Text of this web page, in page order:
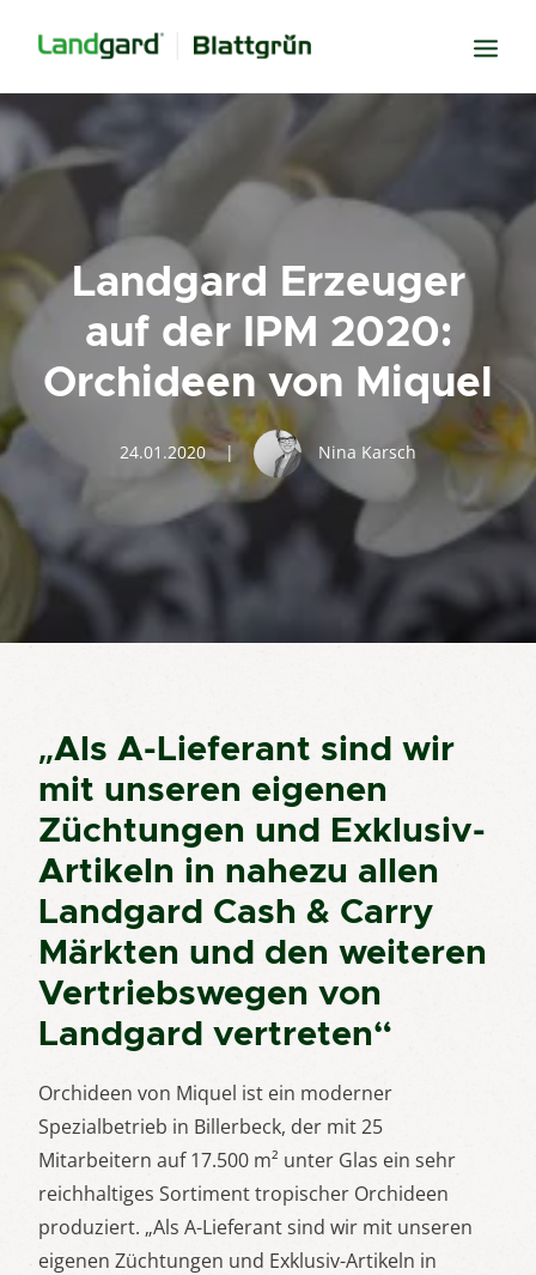
Neugier
Inspiration
Verbundenheit
Transparenz
Freude
Erfolg
Miteinander
Wissen
Suche
Landgard Erzeuger
auf der IPM 2020:
Orchideen von Miquel
24.01.2020 | Nina Karsch
„Als A-Lieferant sind wir
mit unseren eigenen
Züchtungen und Exklusiv-
Artikeln in nahezu allen
Landgard Cash & Carry
Märkten und den weiteren
Vertriebswegen von
Landgard vertreten“
Orchideen von Miquel ist ein moderner
Spezialbetrieb in Billerbeck, der mit 25
Mitarbeitern auf 17.500 m² unter Glas ein sehr
reichhaltiges Sortiment tropischer Orchideen
produziert. „Als A-Lieferant sind wir mit unseren
eigenen Züchtungen und Exklusiv-Artikeln in